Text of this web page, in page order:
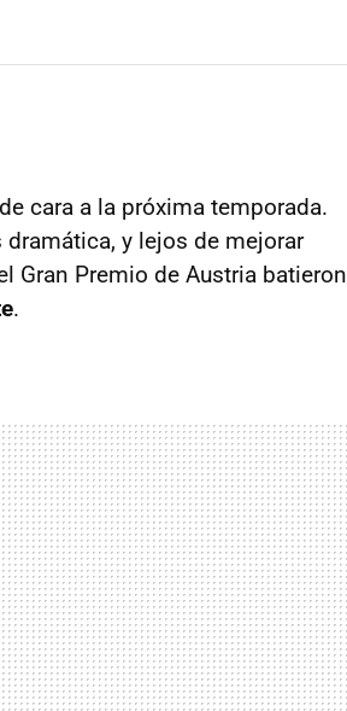
de cara a la próxima temporada.
dramática, y lejos de mejorar
Gran Premio de Austria batieron
.